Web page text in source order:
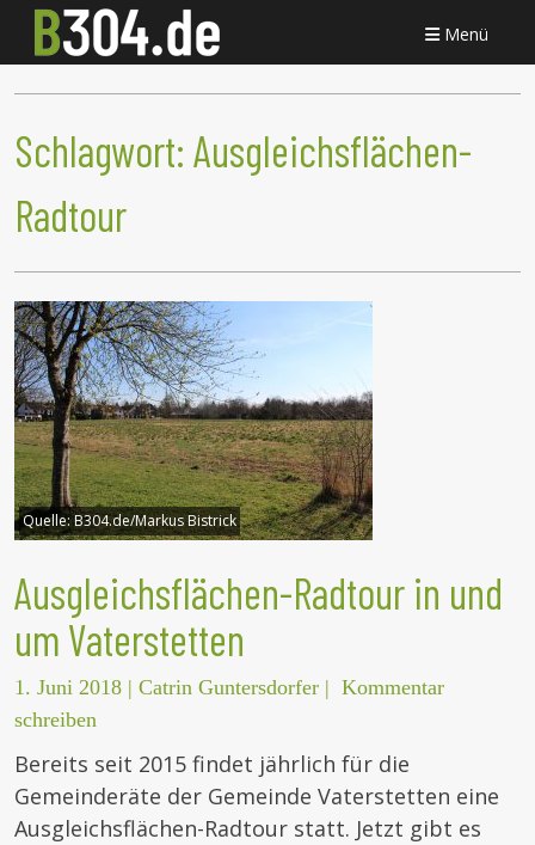
Menü
Schlagwort: Ausgleichsflächen-
Radtour
Quelle:B304.de/Markus Bistrick
Ausgleichsflächen-Radtour in und
um Vaterstetten
1. Juni 2018 | Catrin Guntersdorfer | Kommentar
schreiben
Bereits seit 2015 findet jährlich für die
Gemeinderäte der Gemeinde Vaterstetten eine
Ausgleichsflächen-Radtour statt. Jetzt gibt es